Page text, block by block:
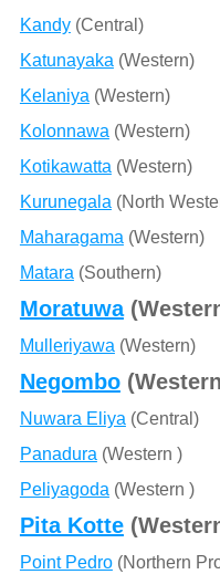
Kandy(Central)
Katunayaka (Western)
Kelaniya (Western)
Kolonnawa (Western)
Kotikawatta (Western)
Kurunegala (North
Maharagama (Western)
Matara (Southern)
Moratuwa
Mulleriyawa (Western)
Negombo
Nuwara Eliya (Central)
Panadura (Western )
Peliyagoda (Western )
Pita Kotte
Point Pedro(Northern